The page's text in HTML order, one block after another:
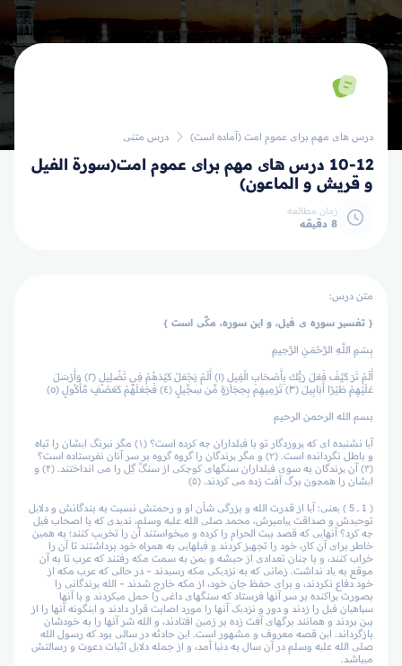
درس های مهم برای عموم امت (آماده است) درس متنی
10-12 درس های مهم برای عموم امت(سورة الفيل
و قريش و الماعون)
زمان مطالعه
8 دقیقه
متن درس:
{ تفسیر سوره­ ی فیل، و این سوره، مکّی است }
بِسْمِ اللَّـهِ الرَّحْمَـنِ الرَّحِيمِ
أَلَمْ تَرَ كَيْفَ فَعَلَ رَبُّكَ بِأَصْحَابِ الْفِيلِ ﴿١﴾ أَلَمْ يَجْعَلْ كَيْدَهُمْ فِي تَضْلِيلٍ ﴿٢﴾ وَأَرْسَلَ
عَلَيْهِمْ طَيْرًا أَبَابِيلَ ﴿٣﴾ تَرْمِيهِم بِحِجَارَةٍ مِّن سِجِّيلٍ ﴿٤﴾ فَجَعَلَهُمْ كَعَصْفٍ مَّأْكُولٍ ﴿٥﴾
بسم الله الرحمن الرحيم
آیا نشنیده ای که پروردگار تو با فیلداران چه کرده است؟ (۱) مگر نیرنگ ایشان را تباه
و باطل نگردانده است. (۲) و مگر پرندگان را گروه گروه بر سر آنان نفرستاده است؟
(۳) آن پرندگان به سوی فیلداران سنگهای کوچکی از سنگْ گِل را می انداختند. (۴) و
ایشان را همچون برگ آفت زده می کردند. (۵)
( 1 ــ 5 ) یعنی: آیا از قدرت الله و بزرگی شأن او و رحمتش نسبت به بندگانش و دلایل
توحیدش و صداقت پیامبرش، محمد صلی الله علیه وسلم، ندیدی که با اصحاب فیل
چه کرد؟ آنهایی که قصد بیت الحرام را کرده و می­خواستند آن را تخریب کنند؛ به همین
خاطر برای آن کار، خود را تجهیز کردند و فیل­هایی به همراه خود برداشتند تا آن را
خراب کنند، و با چنان تعدادی از حبشه و یمن به سمت مکه رفتند که عرب تا به آن
موقع به یاد نداشت. زمانی که به نزدیکی مکه رسیدند – در حالی که عرب مکه از
خود دفاع نکردند، و برای حفظ جان خود، از مکه خارج شدند – الله پرندگانی را
بصورت پراکنده بر سر آنها فرستاد که سنگ­های داغی را حمل می­کردند و با آنها
سپاهیان فیل را زدند و دور و نزدیک آنها را مورد اصابت قرار دادند و اینگونه آنها را از
بین بردند و همانند برگ­های آفت زده بر زمین افتادند، و الله شر آنها را به خودشان
بازگرداند. این قصه معروف و مشهور است. این حادثه در سالی بود که رسول الله
صلی الله علیه وسلم در آن سال به دنیا آمد، و از جمله دلایل اثبات دعوت و رسالتش
می­باشد.